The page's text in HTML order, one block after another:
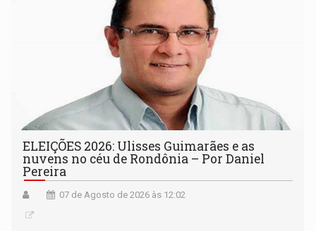
ELEIÇÕES 2026: Ulisses Guimarães e as
nuvens no céu de Rondônia – Por Daniel
Pereira
07 de Agosto de 2026 às 12:02